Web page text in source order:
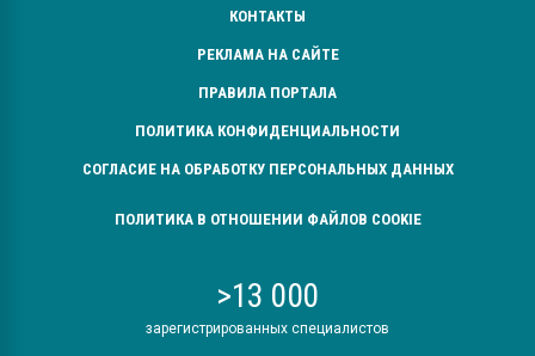
КОНТАКТЫ
РЕКЛАМА НА САЙТЕ
ПРАВИЛА ПОРТАЛА
ПОЛИТИКА КОНФИДЕНЦИАЛЬНОСТИ
СОГЛАСИЕ НА ОБРАБОТКУ ПЕРСОНАЛЬНЫХ ДАННЫХ
ПОЛИТИКА В ОТНОШЕНИИ ФАЙЛОВ COOKIE
>13 000
зарегистрированных специалистов